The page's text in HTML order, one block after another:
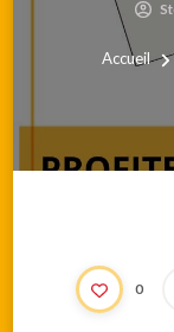
Accueil
0